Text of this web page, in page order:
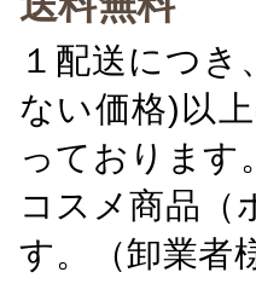
１配送につ
ない価格)以
っております。
コスメ商品（
す。（卸業者